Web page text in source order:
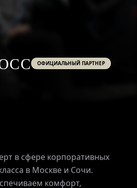
ОФИЦИАЛЬНЫЙ ПАРТНЕР
в сфере корпоративных
в Москве и Сочи.
комфорт,